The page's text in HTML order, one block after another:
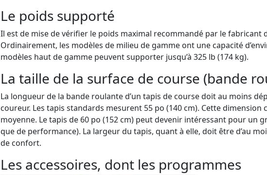
Le poids supporté
Il est de mise de vérifier le poids maximal recommandé par le fabricant
Ordinairement, les modèles de milieu de gamme ont une capacité
modèles haut de gamme peuvent supporter jusqu’à 325 lb (174 kg).
La taille de la surface de course (bande
La longueur de la bande roulante d’un tapis de course doit au moins
coureur. Les tapis standards mesurent 55 po (140 cm). Cette
moyenne. Le tapis de 60 po (152 cm) peut devenir intéressant pour un
que de performance). La largeur du tapis, quant à elle, doit être d’au
de confort.
Les accessoires, dont les programmes